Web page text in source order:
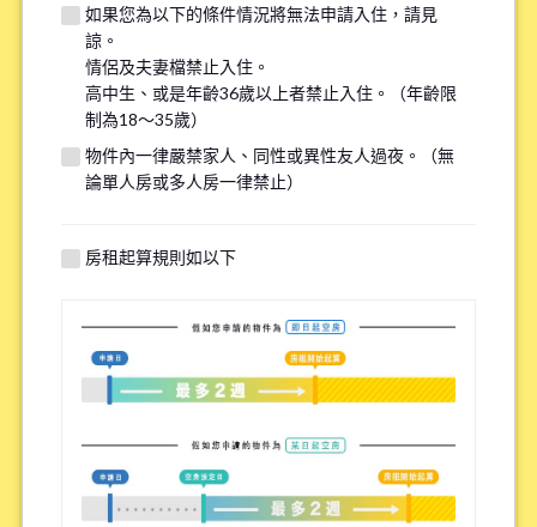
抽菸 沒抽菸
※請注意，吸煙者無法入住全面禁煙的物件。
有關自行車停車場 *
※請注意有些物件可能沒有自行車停車場。
特殊過敏/慢性疾病 *
有 無
如果您為以下的條件情況將無法申請入住，請見
諒。
情侶及夫妻檔禁止入住。
高中生、或是年齡36歲以上者禁止入住。（年齡限
制為18～35歲）
物件內一律嚴禁家人、同性或異性友人過夜。（無
論單人房或多人房一律禁止）
房租起算規則如以下